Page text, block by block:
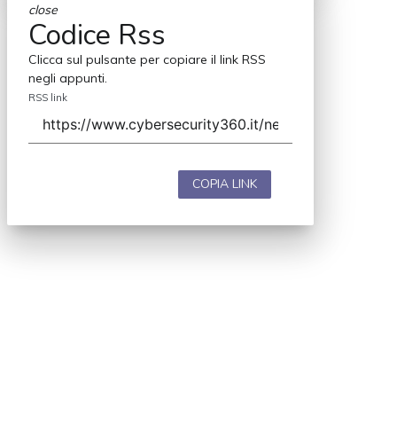
close
Codice Rss
Clicca sul pulsante per copiare il link RSS
negli appunti.
RSS link
COPIA LINK